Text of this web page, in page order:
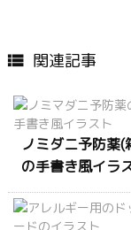
 関連記事
ノミダニ予防薬(
の手書き風イラ